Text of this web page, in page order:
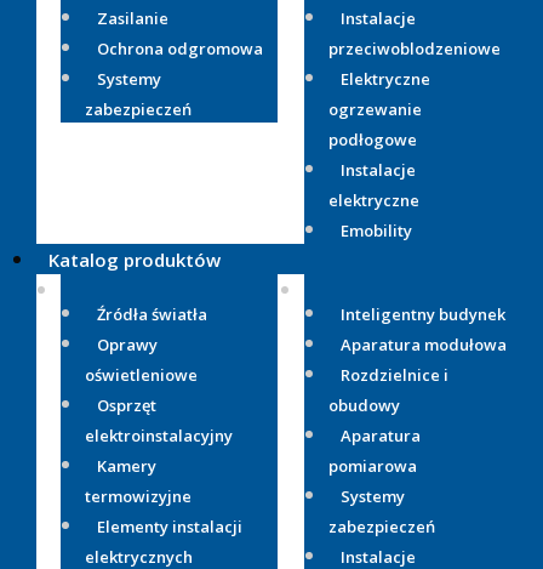
Zasilanie
Ochrona odgromowa
Systemy
zabezpieczeń
Instalacje
przeciwoblodzeniowe
Elektryczne
ogrzewanie
podłogowe
Instalacje
elektryczne
Emobility
Katalog produktów
Źródła światła
Oprawy
oświetleniowe
Osprzęt
elektroinstalacyjny
Kamery
termowizyjne
Elementy instalacji
elektrycznych
Inteligentny budynek
Aparatura modułowa
Rozdzielnice i
obudowy
Aparatura
pomiarowa
Systemy
zabezpieczeń
Instalacje